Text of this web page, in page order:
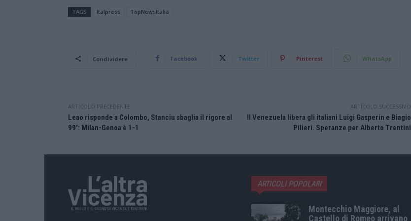
TAGS Italpress TopNewsItalia
Condividere Facebook Twitter Pinterest WhatsApp
ARTICOLO PRECEDENTE
Leao risponde a Colombo, Stanciu sbaglia il rigore al
99′: Milan-Genoa è 1-1
ARTICOLO SUCCESSIVO
Il Venezuela libera gli italiani Luigi Gasperin e Biagio
Pilieri. Speranze per Alberto Trentini
ARTICOLI POPOLARI
Montecchio Maggiore, al
Castello di Romeo arrivano